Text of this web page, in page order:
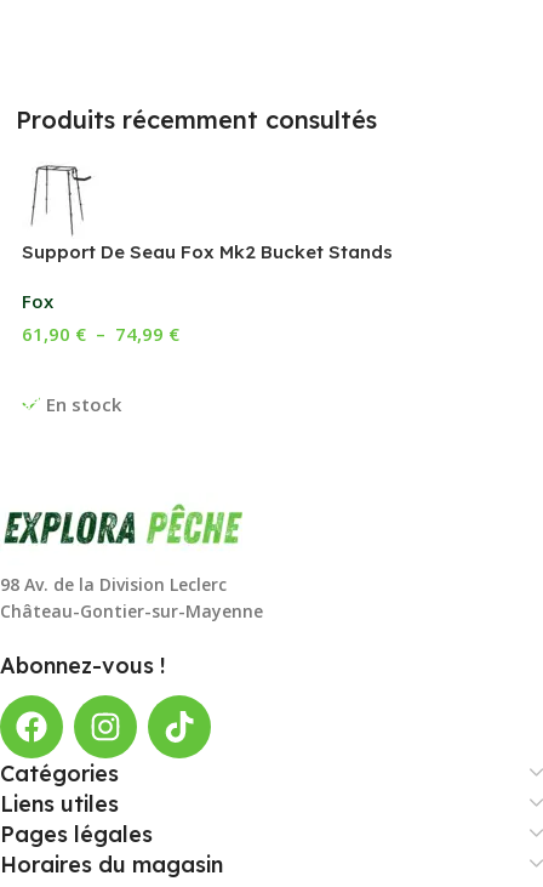
Produits récemment consultés
Support De Seau Fox Mk2 Bucket Stands
Fox
En stock
61,90 € – 74,99 €
98 Av. de la Division Leclerc
Château-Gontier-sur-Mayenne
Abonnez-vous !
Catégories
Liens utiles
Pages légales
Horaires du magasin